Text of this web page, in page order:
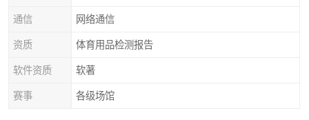
通信 网络通信
资质 体育用品检测报告
软件资质 软著
赛事 各级场馆